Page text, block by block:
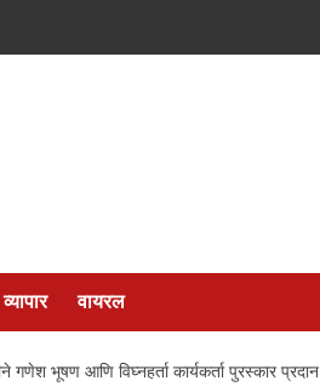
व्यापार वायरल
गणेश भूषण आणि विघ्नहर्ता कार्यकर्ता पुरस्कार प्रदान